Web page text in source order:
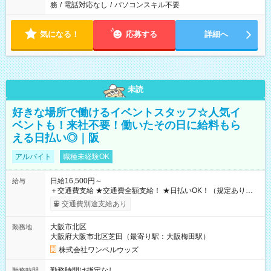
務 / 電話対応なし / パソコンスキル不要
気になる！ 応募する 詳細へ
未読
好きな場所で働けるイベントスタッフ☆人気イ
ベントも！来社不要！働いたその日に給料もら
える日払い◎｜阪
アルバイト 職種未経験OK
給与
日給16,500円～
＋交通費支給 ★交通費全額支給！ ★日払いOK！（規定あり） ┗
働いたその日に現金GET♪ お仕事後はコンビニATMから 日払
交通費別途支給あり
勤務地
大阪市北区
大阪府大阪市北区芝田（最寄り駅：大阪梅田駅）
株式会社ワンベルウッズ